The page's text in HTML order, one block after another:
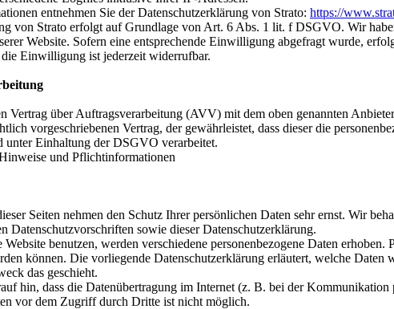
entnehmen Sie der Datenschutzerklärung von Strato: https://
von Strato erfolgt auf Grundlage von Art. 6 Abs. 1 lit. f DSGVO. Wir
Website. Sofern eine entsprechende Einwilligung abgefragt wurde,
Einwilligung ist jederzeit widerrufbar.
Vertrag über Auftragsverarbeitung (AVV) mit dem oben genannten
vorgeschriebenen Vertrag, der gewährleistet, dass dieser die
unter Einhaltung der DSGVO verarbeitet.
und Pflicht­informationen
Seiten nehmen den Schutz Ihrer persönlichen Daten sehr ernst. Wir
Datenschutzvorschriften sowie dieser Datenschutzerklärung.
Website benutzen, werden verschiedene personenbezogene Daten
können. Die vorliegende Datenschutzerklärung erläutert, welche
das geschieht.
hin, dass die Datenübertragung im Internet (z. B. bei der
vor dem Zugriff durch Dritte ist nicht möglich.